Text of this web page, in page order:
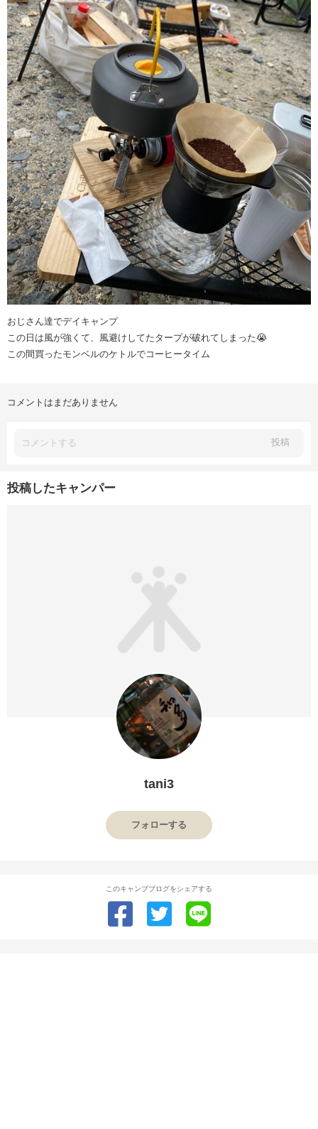
おじさん達でデイキャンプ
この日は風が強くて、風避けしてたタープが破れてしまった😭
この間買ったモンベルのケトルでコーヒータイム
コメントはまだありません
投稿
投稿したキャンパー
tani3
フォローする
このキャンプブログをシェアする